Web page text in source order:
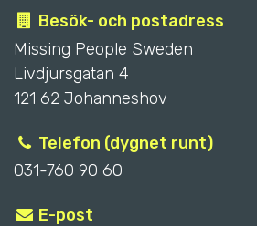
Besök- och postadress
Missing People Sweden
Livdjursgatan 4
121 62 Johanneshov
Telefon (dygnet runt)
031-760 90 60
E-post